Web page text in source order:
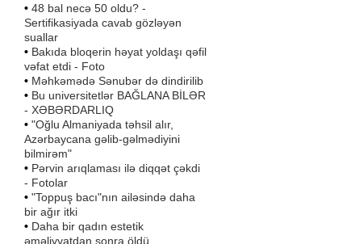
• 48 bal necə 50 oldu? -
Sertifikasiyada cavab gözləyən
suallar
• Bakıda bloqerin həyat yoldaşı qəfil
vəfat etdi - Foto
• Məhkəmədə Sənubər də dindirilib
• Bu universitetlər BAĞLANA BİLƏR
- XƏBƏRDARLIQ
• "Oğlu Almaniyada təhsil alır,
Azərbaycana gəlib-gəlmədiyini
bilmirəm"
• Pərvin arıqlaması ilə diqqət çəkdi
- Fotolar
• "Toppuş bacı"nın ailəsində daha
bir ağır itki
• Daha bir qadın estetik
əməliyyatdan sonra öldü